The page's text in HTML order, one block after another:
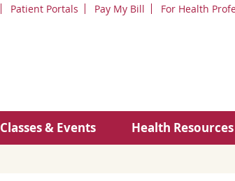
Patient Portals Pay My Bill For Health
Classes & Events Health Resources